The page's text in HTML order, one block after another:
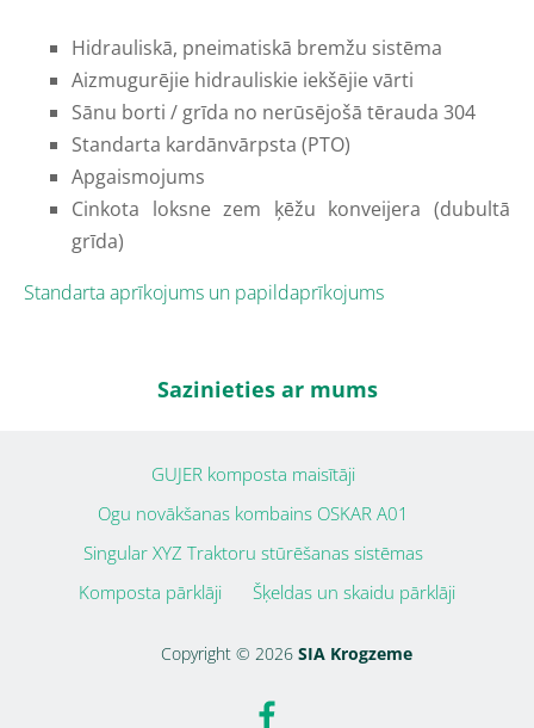
Hidrauliskā, pneimatiskā bremžu sistēma
Aizmugurējie hidrauliskie iekšējie vārti
Sānu borti / grīda no nerūsējošā tērauda 304
Standarta kardānvārpsta (PTO)
Apgaismojums
Cinkota loksne zem ķēžu konveijera (dubultā
grīda)
Standarta aprīkojums un papildaprīkojums
Sazinieties ar mums
GUJER komposta maisītāji
Ogu novākšanas kombains OSKAR A01
Singular XYZ Traktoru stūrēšanas sistēmas
Komposta pārklāji
Šķeldas un skaidu pārklāji
Copyright © 2026 SIA Krogzeme